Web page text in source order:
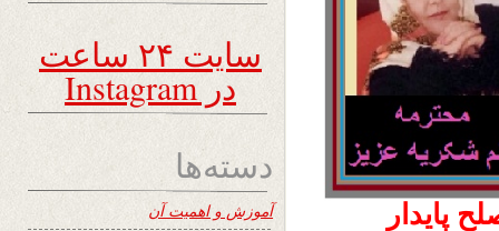
پایدار
سایت ۲۴ ساعت
در Instagram
دسته‌ها
آموزش و اهمیت آن